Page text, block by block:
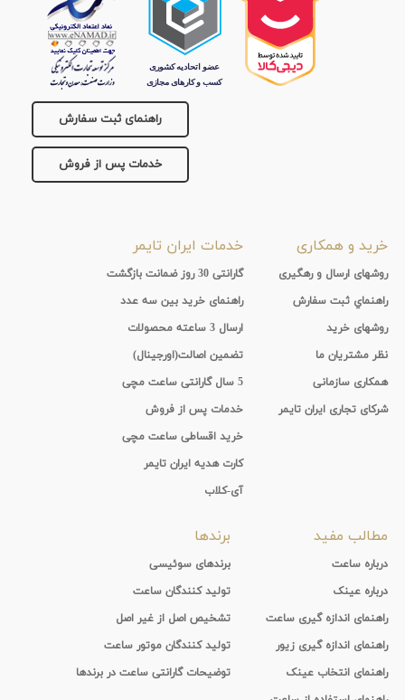
راهنمای ثبت سفارش
خدمات پس از فروش
خرید و همکاری
روشهای ارسال و رهگیری
راهنماي ثبت سفارش
روشهای خرید
نظر مشتریان ما
همکاری سازمانی
شرکای تجاری ایران تایمر
خدمات ایران تایمر
گارانتی 30 روز ضمانت بازگشت
راهنمای خرید بین سه عدد
ارسال 3 ساعته محصولات
تضمین اصالت(اورجینال)
5 سال گارانتی ساعت مچی
خدمات پس از فروش
خرید اقساطی ساعت مچی
کارت هدیه ایران تایمر
آی-کلاب
مطالب مفید
درباره ساعت
درباره عینک
راهنمای اندازه گیری ساعت
راهنمای اندازه گیری زیور
راهنمای انتخاب عینک
برندها
برندهای سوئیسی
تولید کنندگان ساعت
تشخیص اصل از غیر اصل
تولید کنندگان موتور ساعت
توضیحات گارانتی ساعت در برندها